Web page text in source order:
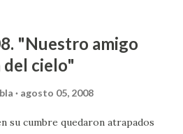
hay varios peligros: el primero es
más alta, por lo que es un
es irrecuperable. Sebastian 2.
"Nuestro amigo
del cielo"
agosto 05, 2008
su cumbre quedaron atrapados